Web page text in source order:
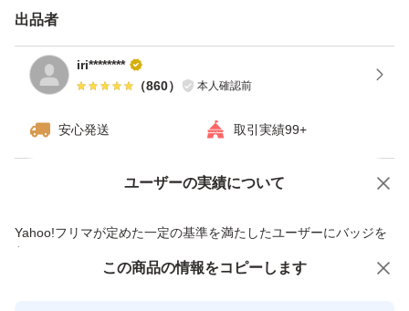
出品者
iri********
（860） 本人確認前
安心発送 取引実績99+
ユーザーの実績について
Yahoo!フリマが定めた一定の基準を満たしたユーザーにバッジを
付与しています
価格の相談 商品への質問
この商品の情報をコピーします
この商品をみている人にオススメ